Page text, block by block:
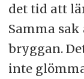
det tid att
Samma
bryggan.
inte